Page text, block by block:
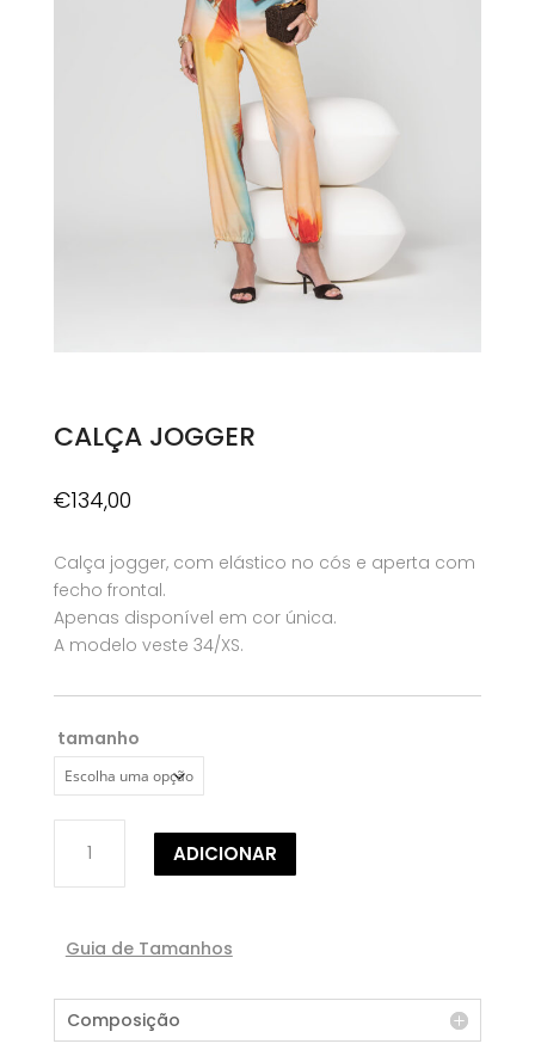
CALÇA JOGGER
€134,00
Calça jogger, com elástico no cós e aperta com
fecho frontal.
Apenas disponível em cor única.
A modelo veste 34/XS.
tamanho
Quantidade
CALÇA
ADICIONAR
Guia de Tamanhos
Composição